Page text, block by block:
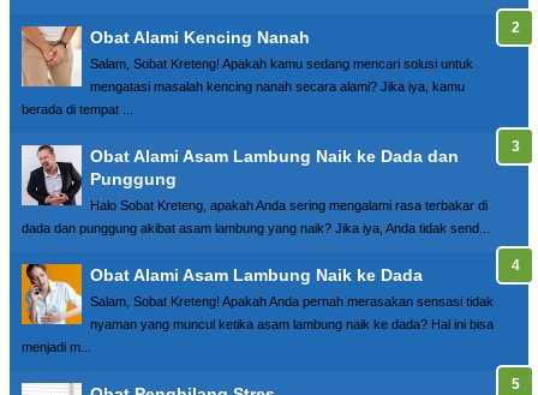
Obat Alami Kencing Nanah
Salam, Sobat Kreteng! Apakah kamu sedang mencari solusi untuk
mengatasi masalah kencing nanah secara alami? Jika iya, kamu
berada di tempat ...
Obat Alami Asam Lambung Naik ke Dada dan
Punggung
Halo Sobat Kreteng, apakah Anda sering mengalami rasa terbakar di
dada dan punggung akibat asam lambung yang naik? Jika iya, Anda tidak send...
Obat Alami Asam Lambung Naik ke Dada
Salam, Sobat Kreteng! Apakah Anda pernah merasakan sensasi tidak
nyaman yang muncul ketika asam lambung naik ke dada? Hal ini bisa
menjadi m...